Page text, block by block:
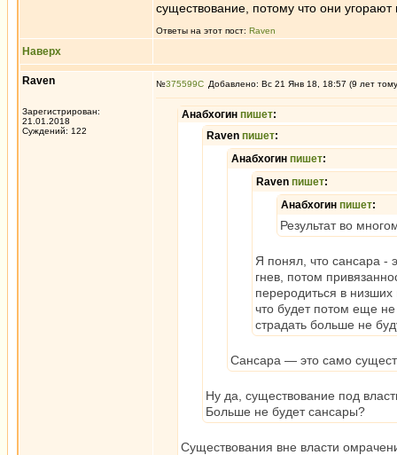
существование, потому что они
Ответы на этот пост: Raven
Наверх
Raven
Зарегистрирован:
21.01.2018
Суждений: 122
№375599 Добавлено: Вс 21 Янв 18, 18:57 (9 лет
Анабхогин пишет:
Raven пишет:
Анабхогин пишет:
Raven пишет:
Анабхогин пишет:
Результат во
Я понял, что сансара -
гнев, потом
переродиться в
что будет потом еще
страдать больше не
Сансара — это само
Ну да, существование под
Больше не будет сансары?
Существования вне власти